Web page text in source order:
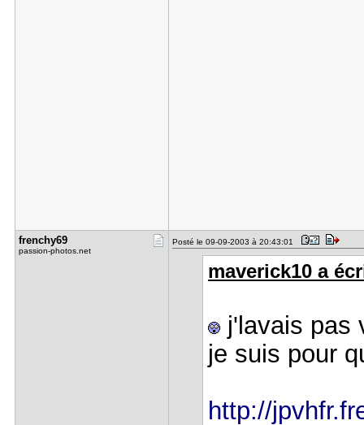
frenchy69
passion-photos.net
Posté le 09-09-2003 à 20:43:01
maverick10 a
j'lavais pas
je suis pour
http://